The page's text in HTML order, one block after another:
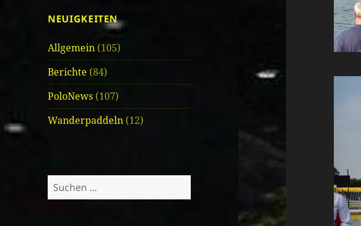
NEUIGKEITEN
Allgemein (105)
Berichte (84)
PoloNews (107)
Wanderpaddeln (12)
Suche
nach: